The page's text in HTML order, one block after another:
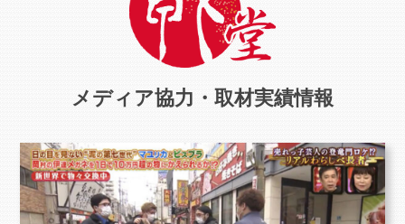
メディア協力・取材実績情報